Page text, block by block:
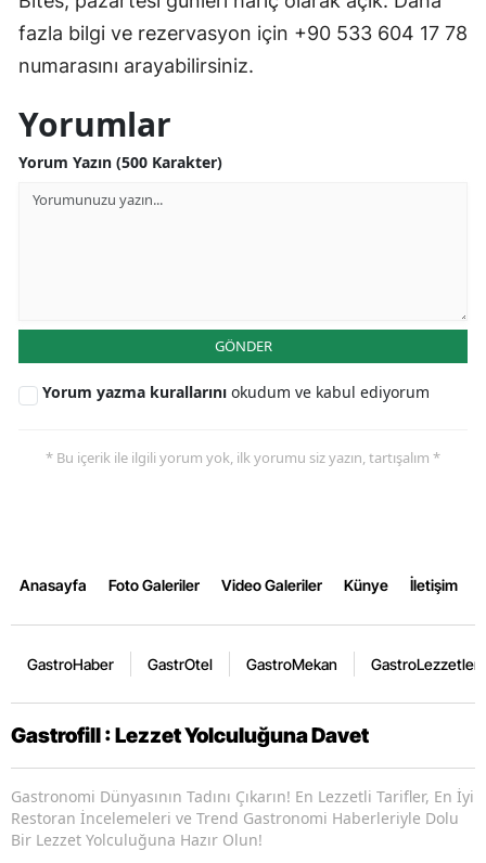
fazla bilgi ve rezervasyon için +90 533 604 17 78
numarasını arayabilirsiniz.
Yorumlar
Yorum Yazın (500 Karakter)
GÖNDER
Yorum yazma kurallarını okudum ve kabul ediyorum
* Bu içerik ile ilgili yorum yok, ilk yorumu siz yazın, tartışalım *
Anasayfa Foto Galeriler Video Galeriler Künye İletişim
GastroHaber GastrOtel GastroMekan GastroLezzetler
Gastrofill : Lezzet Yolculuğuna Davet
Gastronomi Dünyasının Tadını Çıkarın! En Lezzetli Tarifler, En İyi
Restoran İncelemeleri ve Trend Gastronomi Haberleriyle Dolu
Bir Lezzet Yolculuğuna Hazır Olun!